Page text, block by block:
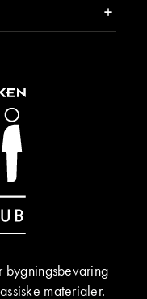
bygningsbevaring
materialer.